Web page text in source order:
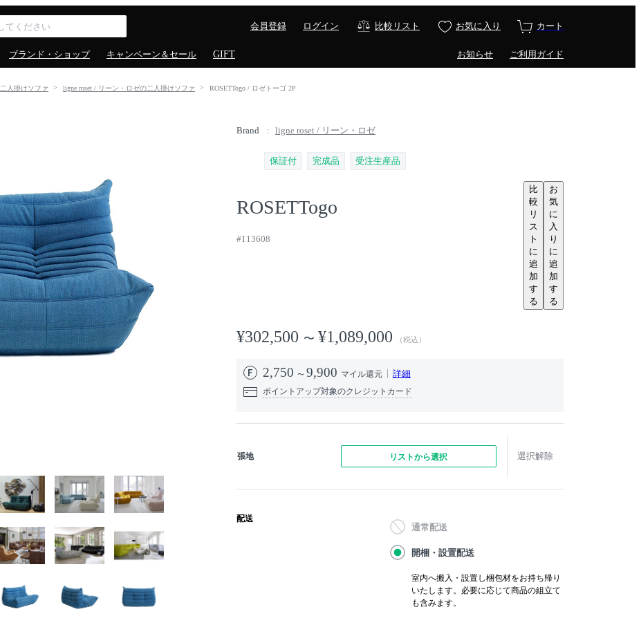
会員登録 ログイン 比較リスト お気に入り カート
ブランド・ショップ キャンペーン＆セール GIFT お知らせ ご利用ガイド
二人掛けソファ ligne roset / リーン・ロゼの二人掛けソファ ROSETTogo / ロゼトーゴ 2P
Brand ligne roset / リーン・ロゼ
保証付 完成品 受注生産品
ROSETTogo
#113608
比
較
リ
ス
ト
に
追
加
す
る
お
気
に
入
り
に
追
加
す
る
¥302,500 ¥1,089,000 （税込）
2,750 9,900 マイル還元 詳細
ポイントアップ対象のクレジットカード
張地 リストから選択 選択解除
配送
通常配送
開梱・設置配送
室内へ搬入・設置し梱包材をお持ち帰り
いたします。必要に応じて商品の組立て
も含みます。